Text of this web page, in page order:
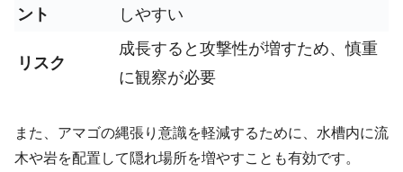
ント
しやすい
リスク
成長すると攻撃性が増すため、慎重
に観察が必要
また、アマゴの縄張り意識を軽減するために、水槽内に流
木や岩を配置して隠れ場所を増やすことも有効です。